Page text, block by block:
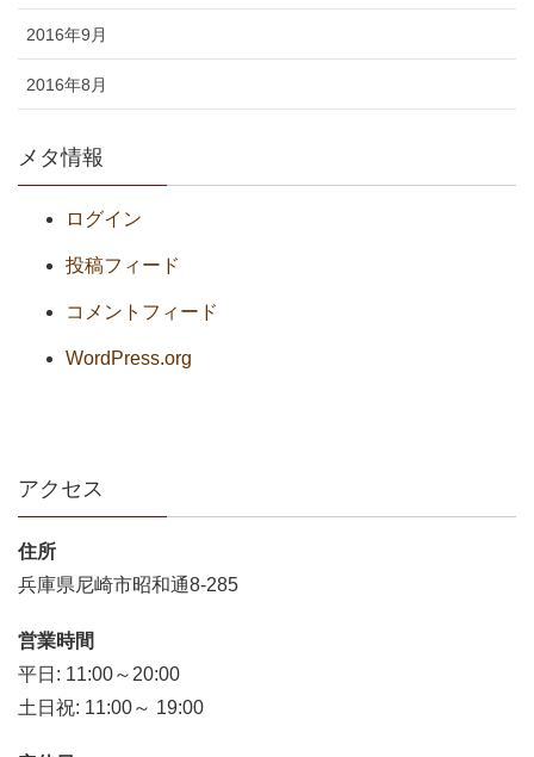
2016年9月
2016年8月
メタ情報
ログイン
投稿フィード
コメントフィード
WordPress.org
アクセス
住所
兵庫県尼崎市昭和通8-285
営業時間
平日: 11:00～20:00
土日祝: 11:00～ 19:00